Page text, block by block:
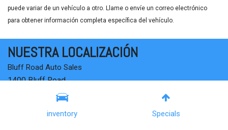
inventory Specials
puede variar de un vehículo a otro. Llame o envíe un correo electrónico
para obtener información completa específica del vehículo.
NUESTRA LOCALIZACIÓN
Bluff Road Auto Sales
1400 Bluff Road
Columbia, SC 29201
OBTENER DIRECCIONES